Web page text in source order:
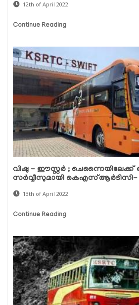
12th of April 2022
Continue Reading
വിഷു - ഈസ്റ്റര്‍ ;
സര്‍വ്വീസുമായി കെഎസ്ആര്‍ടിസി-
13th of April 2022
Continue Reading